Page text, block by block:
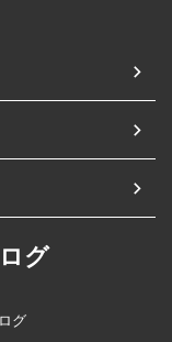
グ
グ